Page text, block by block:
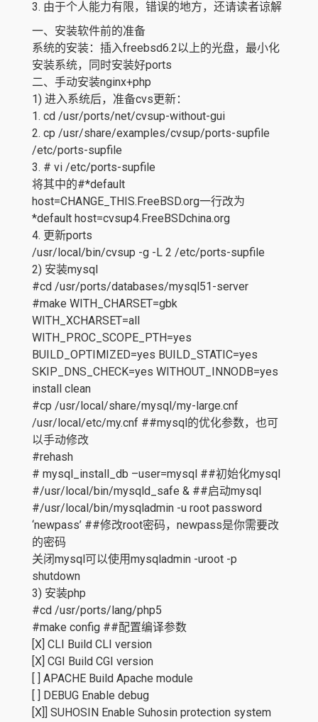
3. 由于个人能力有限，错误的地方，还请读者谅解
一、安装软件前的准备
系统的安装：插入freebsd6.2以上的光盘，最小化
安装系统，同时安装好ports
二、手动安装nginx+php
1) 进入系统后，准备cvs更新：
1. cd /usr/ports/net/cvsup-without-gui
2. cp /usr/share/examples/cvsup/ports-supfile
/etc/ports-supfile
3. # vi /etc/ports-supfile
将其中的#*default
host=CHANGE_THIS.FreeBSD.org一行改为
*default host=cvsup4.FreeBSDchina.org
4. 更新ports
/usr/local/bin/cvsup -g -L 2 /etc/ports-supfile
2) 安装mysql
#cd /usr/ports/databases/mysql51-server
#make WITH_CHARSET=gbk
WITH_XCHARSET=all
WITH_PROC_SCOPE_PTH=yes
BUILD_OPTIMIZED=yes BUILD_STATIC=yes
SKIP_DNS_CHECK=yes WITHOUT_INNODB=yes
install clean
#cp /usr/local/share/mysql/my-large.cnf
/usr/local/etc/my.cnf ##mysql的优化参数，也可
以手动修改
#rehash
# mysql_install_db –user=mysql ##初始化mysql
#/usr/local/bin/mysqld_safe & ##启动mysql
#/usr/local/bin/mysqladmin -u root password
‘newpass’ ##修改root密码，newpass是你需要改
的密码
关闭mysql可以使用mysqladmin -uroot -p
shutdown
3) 安装php
#cd /usr/ports/lang/php5
#make config ##配置编译参数
[X] CLI Build CLI version
[X] CGI Build CGI version
[ ] APACHE Build Apache module
[ ] DEBUG Enable debug
[X]] SUHOSIN Enable Suhosin protection system